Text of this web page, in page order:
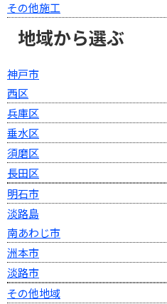
その他施工
地域から選ぶ
神戸市
西区
兵庫区
垂水区
須磨区
長田区
明石市
淡路島
南あわじ市
洲本市
淡路市
その他地域